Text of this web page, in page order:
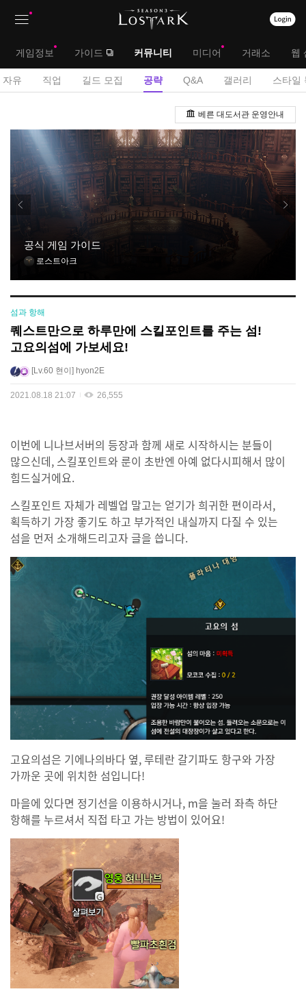
뉴
대
메
게임정보 가이드 커뮤니티 미디어 거래소 웹
서
메
뉴
자유 직업 길드 모집 공략 Q&A 갤러리 스타일
략
판
베른 대도서관 운영안내
공식 게임 가이드
로스트아크
섬과 항해
퀘스트만으로 하루만에 스킬포인트를 주는 섬!
고요의섬에 가보세요!
Lv.60 현이 hyon2E
2021.08.18 21:07 26,555
이번에 니나브서버의 등장과 함께 새로 시작하시는 분들이
많으신데, 스킬포인트와 룬이 초반엔 아예 없다시피해서 많이
힘드실거에요.
스킬포인트 자체가 레벨업 말고는 얻기가 희귀한 편이라서,
획득하기 가장 좋기도 하고 부가적인 내실까지 다질 수 있는
섬을 먼저 소개해드리고자 글을 씁니다.
고요의섬은 기에나의바다 옆, 루테란 갈기파도 항구와 가장
가까운 곳에 위치한 섬입니다!
마을에 있다면 정기선을 이용하시거나, m을 눌러 좌측 하단
항해를 누르셔서 직접 타고 가는 방법이 있어요!